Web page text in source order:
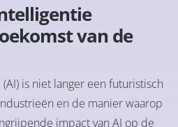
van de
is niet langer een futuristisch
en de manier waarop
impact van AI op de